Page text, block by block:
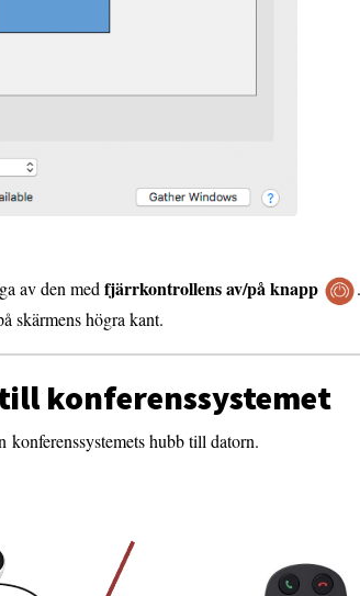
av den medfjärrkontrollens av/på knapp
skärmens högra kant.
konferenssystemet
hubb till datorn.